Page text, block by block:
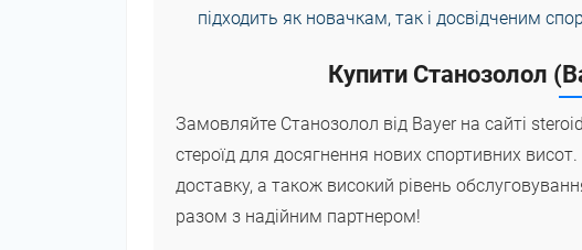
підходить як новачкам, так і досвідченим
Купити Станозолол
Замовляйте Станозолол від Bayer на сайті
стероїд для досягнення нових спортивних
доставку, а також високий рівень
разом з надійним партнером!